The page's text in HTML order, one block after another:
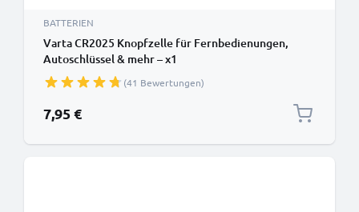
BATTERIEN
Varta CR2025 Knopfzelle für Fernbedienungen,
Autoschlüssel & mehr – x1
(41 Bewertungen)
7,95 €